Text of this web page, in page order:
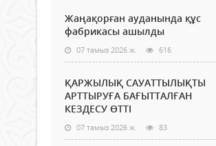
Жаңақорған ауданында құс
фабрикасы ашылды
07 тамыз 2026 ж. 616
ҚАРЖЫЛЫҚ САУАТТЫЛЫҚТЫ
АРТТЫРУҒА БАҒЫТТАЛҒАН
КЕЗДЕСУ ӨТТІ
07 тамыз 2026 ж. 83